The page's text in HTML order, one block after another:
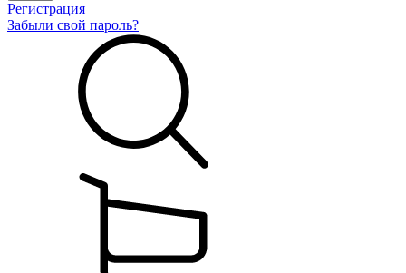
Регистрация
Забыли свой пароль?